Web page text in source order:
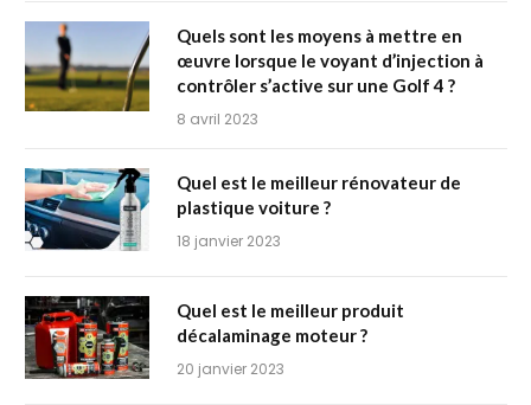
Quels sont les moyens à mettre en
œuvre lorsque le voyant d’injection à
contrôler s’active sur une Golf 4 ?
8 avril 2023
Quel est le meilleur rénovateur de
plastique voiture ?
18 janvier 2023
Quel est le meilleur produit
décalaminage moteur ?
20 janvier 2023